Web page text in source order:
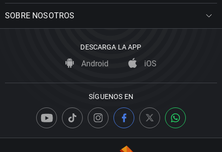
SOBRE NOSOTROS
DESCARGA LA APP
Android iOS
SÍGUENOS EN